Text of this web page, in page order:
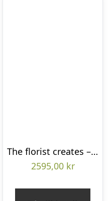
The florist creates – Funeral heart
2595,00 kr